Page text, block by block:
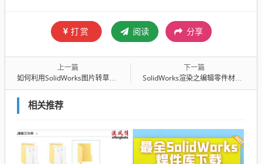
打赏 阅读 分享
上一篇
如何利用SolidWorks图片转草图？方法很简单
下一篇
SolidWorks渲染之编辑零件材质外观，让产品更加逼真
相关推荐